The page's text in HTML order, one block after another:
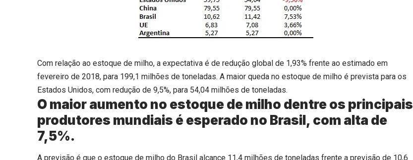
Com relação ao estoque de milho, a expectativa é de redução global de 1,93% frente ao estimado em
fevereiro de 2018, para 199,1 milhões de toneladas. A maior queda no estoque de milho é prevista para os
Estados Unidos, com redução de 9,5%, para 54,04 milhões de toneladas.
O maior aumento no estoque de milho dentre os principais
produtores mundiais é esperado no Brasil, com alta de
7,5%.
A previsão é que o estoque de milho do Brasil alcance 11,4 milhões de toneladas frente a previsão de 10,6